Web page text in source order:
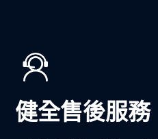
健全售後服務